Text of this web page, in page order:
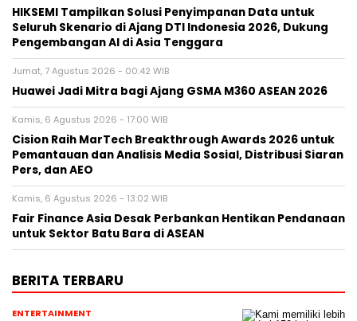
HIKSEMI Tampilkan Solusi Penyimpanan Data untuk
Seluruh Skenario di Ajang DTI Indonesia 2026, Dukung
Pengembangan AI di Asia Tenggara
Jumat, 7 Agustus 2026 - 00:42 WIB
Huawei Jadi Mitra bagi Ajang GSMA M360 ASEAN 2026
Kamis, 6 Agustus 2026 - 17:00 WIB
Cision Raih MarTech Breakthrough Awards 2026 untuk
Pemantauan dan Analisis Media Sosial, Distribusi Siaran
Pers, dan AEO
Kamis, 6 Agustus 2026 - 13:02 WIB
Fair Finance Asia Desak Perbankan Hentikan Pendanaan
untuk Sektor Batu Bara di ASEAN
BERITA TERBARU
ENTERTAINMENT